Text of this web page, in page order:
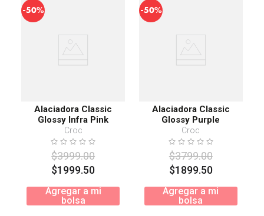
-50%
Alaciadora Classic
Glossy Infra Pink
Croc
$3999.00
$1999.50
Agregar a mi
bolsa
-50%
Alaciadora Classic
Glossy Purple
Croc
$3799.00
$1899.50
Agregar a mi
bolsa